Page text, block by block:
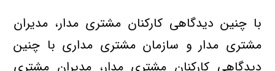
با چنین دیدگاهی کارکنان مشتری مدار، مدیران
مشتری مدار و سازمان مشتری مداری با چنین
دیدگاهی کارکنان مشتری مدار، مدیران مشتری